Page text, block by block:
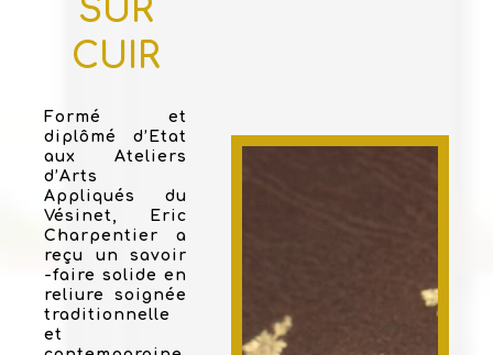
SUR
CUIR
Formé et
diplômé d’Etat
aux Ateliers
d’Arts
Appliqués du
Vésinet, Eric
Charpentier a
reçu un savoir
-faire solide en
reliure soignée
traditionnelle
et